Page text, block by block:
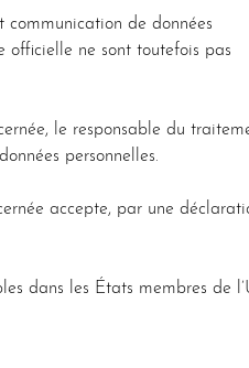
de données
officielle ne sont toutefois pas
le responsable du
personnelles.
accepte, par une
dans les États membres de